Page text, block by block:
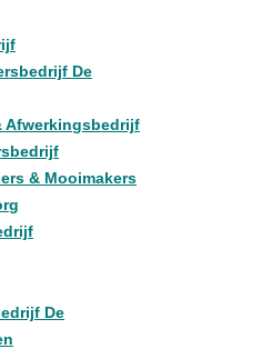
De
Afwerkingsbedrijf
& Mooimakers
De